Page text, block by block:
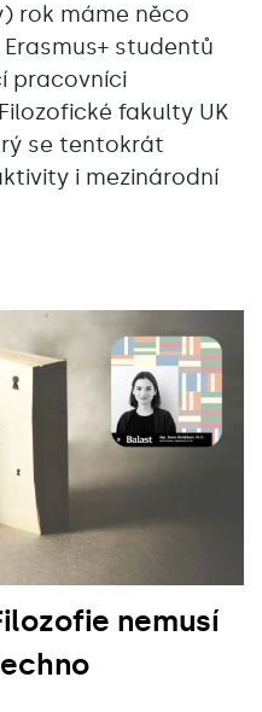
rok máme něco
studentů
pracovníci
fakulty UK
se tentokrát
i mezinárodní
nemusí